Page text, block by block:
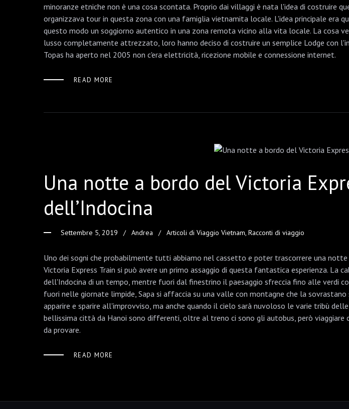
minoranze etniche non è una cosa scontata. Proprio dai villaggi è nata l'idea di costruire
organizzava tour in questa zona con una famiglia vietnamita locale. L'idea principale era
questo modo un soggiorno autentico in una zona remota vicino alla vita locale. La cosa
lusso completamente attrezzato, loro hanno deciso di costruire un semplice Lodge con
Topas ha aperto nel 2005 non c'era elettricità, ricezione mobile e connessione internet.
READ MORE
Una notte a bordo del Victoria
dell’Indocina
Settembre 5, 2019 Andrea Articoli di Viaggio Vietnam, Racconti di viaggio
Uno dei sogni che probabilmente tutti abbiamo nel cassetto e poter trascorrere una
Victoria Express Train si può avere un primo assaggio di questa fantastica esperienza.
dell'Indocina di un tempo, mentre fuori dal finestrino il paesaggio sfreccia fino alle verdi
fuori nelle giornate limpide, Sapa si affaccia su una valle con montagne che la
apparire e sparire all'improvviso, ma anche quando il cielo sarà nuvoloso le varie tribù
bellissima città da Hanoi sono differenti, oltre al treno ci sono gli autobus, però viaggiare
da provare.
READ MORE